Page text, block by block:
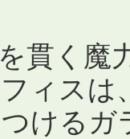
貫く魔
ィス
けるガ